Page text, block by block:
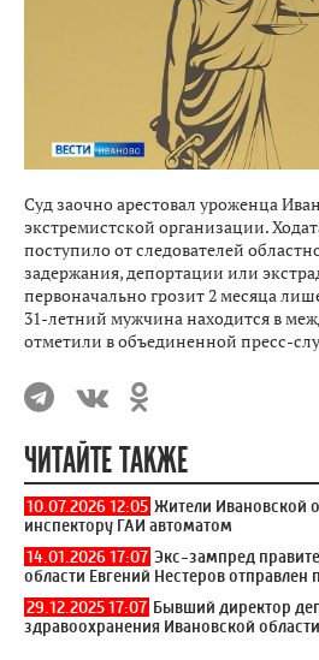
Суд заочно арестовал уроженца
экстремистской организации.
поступило от следователей
задержания, депортации или
первоначально грозит 2 месяца
31-летний мужчина находится в
отметили в объединенной пресс-
ЧИТАЙТЕ ТАКЖЕ
10.07.2026 12:05 Жители Ивановской
инспектору ГАИ автоматом
14.01.2026 17:07 Экс-зампред
области Евгений Нестеров отправлен
29.12.2025 17:07 Бывший директор
здравоохранения Ивановской